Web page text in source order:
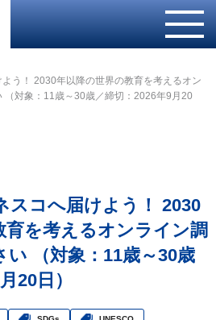
う！ 2030年以降の世界の教育を考えるオン
（対象：11歳～30歳／締切：2026年9月20
スコへ届けよう！ 2030
育を考えるオンライン調
（対象：11歳～30歳
20日）